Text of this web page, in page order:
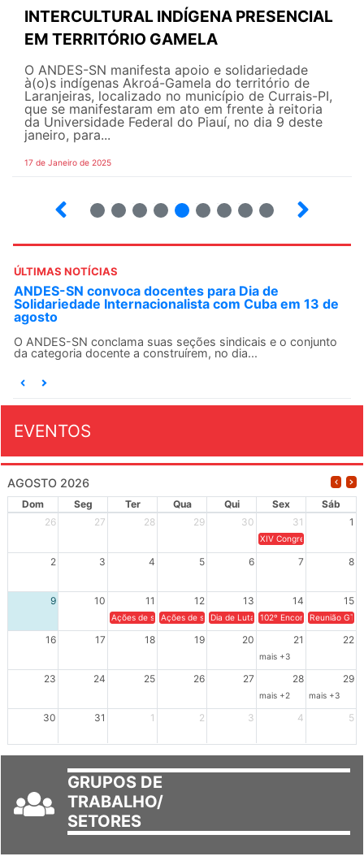
INTERCULTURAL INDÍGENA PRESENCIAL
EM TERRITÓRIO GAMELA
O ANDES-SN manifesta apoio e solidariedade
à(o)s indígenas Akroá-Gamela do território de
Laranjeiras, localizado no município de Currais-PI,
que se manifestaram em ato em frente à reitoria
da Universidade Federal do Piauí, no dia 9 deste
janeiro, para...
17 de Janeiro de 2025
ÚLTIMAS NOTÍCIAS
ANDES-SN convoca docentes para Dia de
Solidariedade Internacionalista com Cuba em 13 de
agosto
O ANDES-SN conclama suas seções sindicais e o conjunto
da categoria docente a construírem, no dia...
EVENTOS
AGOSTO 2026
Dom Seg Ter Qua Qui Sex
Sáb
26
27 28 29 30 31 1
XIV Congresso Brasileiro
2 3 4 5 6 7 8
9 10 11 12 13 14 15
Ações de solidariedade a Cuba no Rio Grande do Sul - 100
Ações de solidariedade a Cuba no Rio Grande do
Dia de Luta em Defesa de Cuba e da
102º Encontro da
Reunião
16 17 18 19 20 21 22
mais +3
23 24 25 26 27 28 29
mais +2 mais +3
30 31 1 2 3 4 5
GRUPOS DE
TRABALHO/
SETORES